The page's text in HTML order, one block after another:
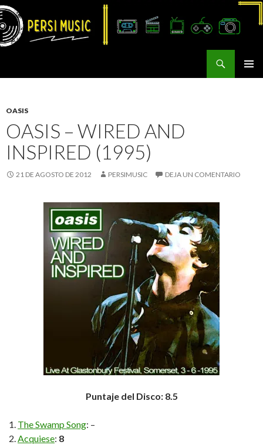
OASIS
OASIS – WIRED AND
INSPIRED (1995)
21 DE AGOSTO DE 2012 PERSIMUSIC DEJA UN COMENTARIO
Puntaje del Disco: 8.5
The Swamp Song: –
Acquiese: 8